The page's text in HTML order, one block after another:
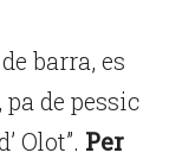
barra, es
de pessic
Olot”. Per